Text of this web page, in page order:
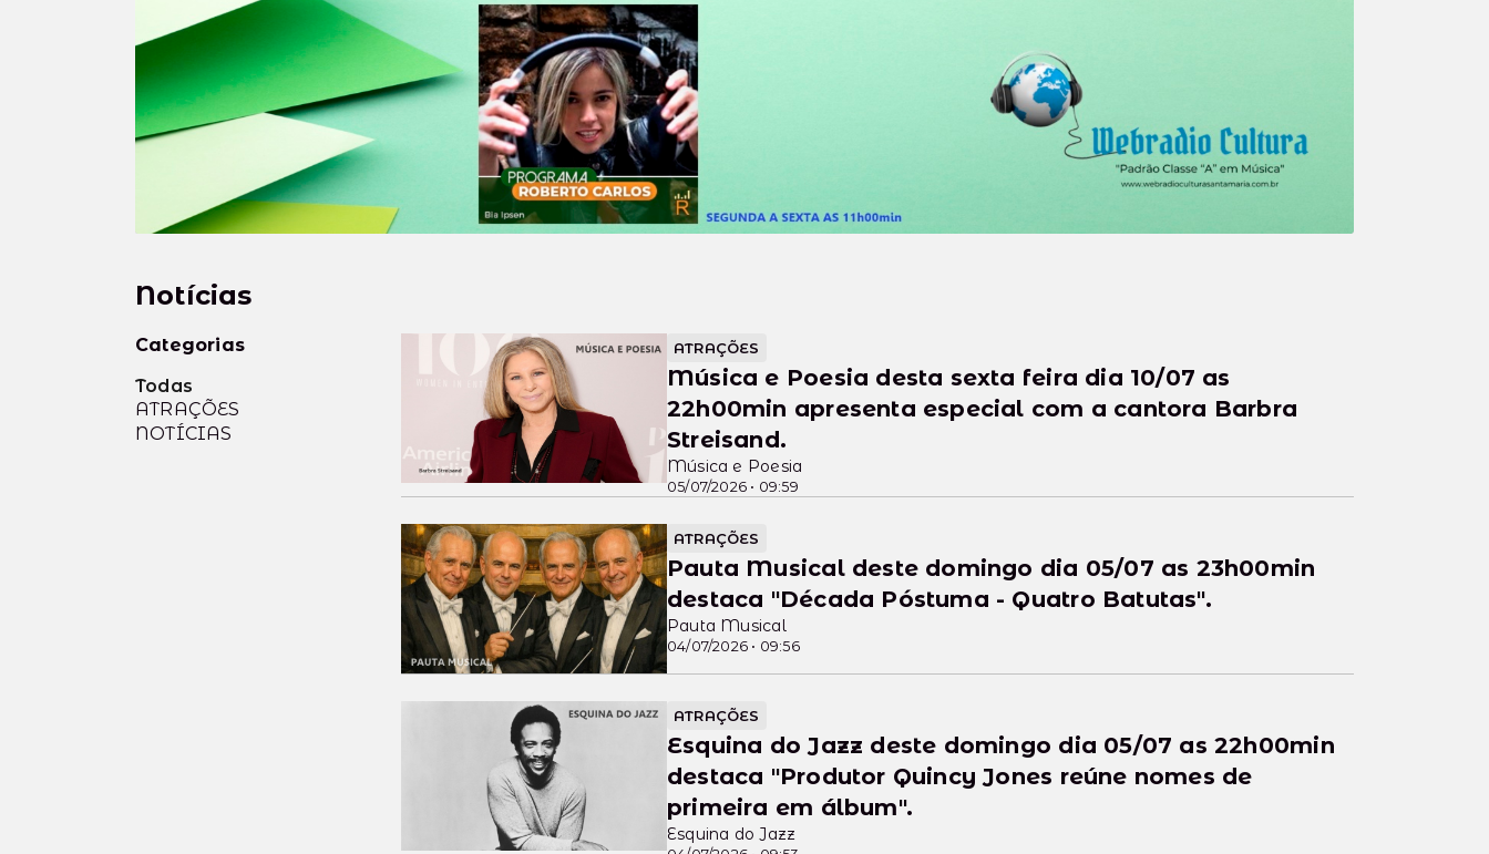
Notícias
Categorias
Todas
ATRAÇÕES
NOTÍCIAS
ATRAÇÕES
05/07/2026 • 09:59
Música e Poesia desta sexta feira dia 10/07 as
22h00min apresenta especial com a cantora Barbra
Streisand.
Música e Poesia
ATRAÇÕES
04/07/2026 • 09:56
Pauta Musical deste domingo dia 05/07 as 23h00min
destaca "Década Póstuma - Quatro Batutas".
Pauta Musical
ATRAÇÕES
Esquina do Jazz deste domingo dia 05/07 as 22h00min
destaca "Produtor Quincy Jones reúne nomes de
primeira em álbum".
Esquina do Jazz